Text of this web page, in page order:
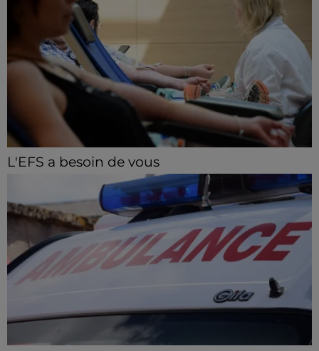
L'EFS a besoin de vous
Les collectes de sang restent en tension en Eure-et-
Loir, avec de nombreux créneaux à réserver.